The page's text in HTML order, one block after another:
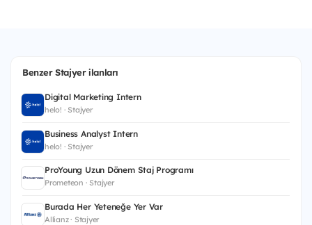
Benzer Stajyer ilanları
Digital Marketing Intern
helo! · Stajyer
Business Analyst Intern
helo! · Stajyer
ProYoung Uzun Dönem Staj Programı
Prometeon · Stajyer
Burada Her Yeteneğe Yer Var
Allianz · Stajyer